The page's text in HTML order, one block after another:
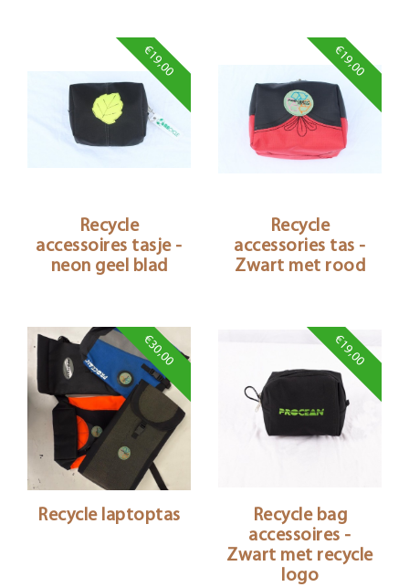
€19,00
Recycle
accessoires tasje -
neon geel blad
€19,00
Recycle
accessories tas -
Zwart met rood
€30,00
Recycle laptoptas
€19,00
Recycle bag
accessoires -
Zwart met recycle
logo